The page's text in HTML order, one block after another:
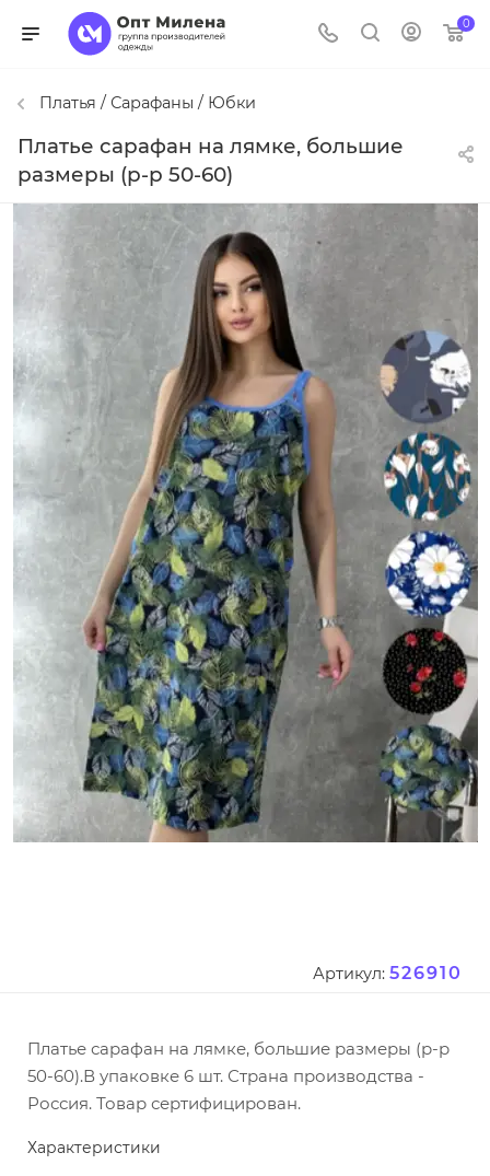
0
Платья / Сарафаны / Юбки
Платье сарафан на лямке, большие
размеры (р-р 50-60)
Артикул: 526910
Платье сарафан на лямке, большие размеры (р-р
50-60).В упаковке 6 шт. Страна производства -
Россия. Товар сертифицирован.
Характеристики